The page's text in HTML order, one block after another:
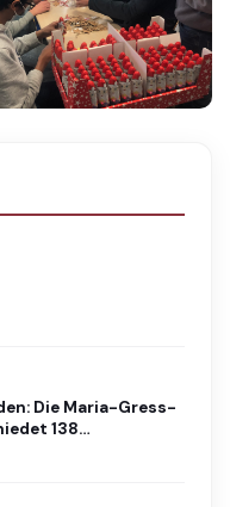
Die Maria-Gress-
138
Absolventen